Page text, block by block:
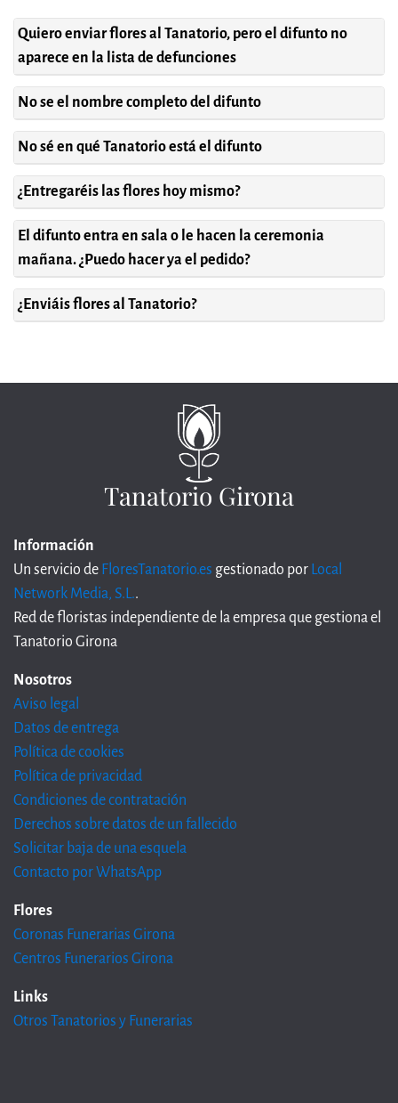
Quiero enviar flores al Tanatorio, pero el difunto no
aparece en la lista de defunciones
No se el nombre completo del difunto
No sé en qué Tanatorio está el difunto
¿Entregaréis las flores hoy mismo?
El difunto entra en sala o le hacen la ceremonia
mañana. ¿Puedo hacer ya el pedido?
¿Enviáis flores al Tanatorio?
Tanatorio Girona
Información
Un servicio de FloresTanatorio.es gestionado por Local
Network Media, S.L..
Red de floristas independiente de la empresa que gestiona el
Tanatorio Girona
Nosotros
Aviso legal
Datos de entrega
Política de cookies
Política de privacidad
Condiciones de contratación
Derechos sobre datos de un fallecido
Solicitar baja de una esquela
Contacto por WhatsApp
Flores
Coronas Funerarias Girona
Centros Funerarios Girona
Links
Otros Tanatorios y Funerarias